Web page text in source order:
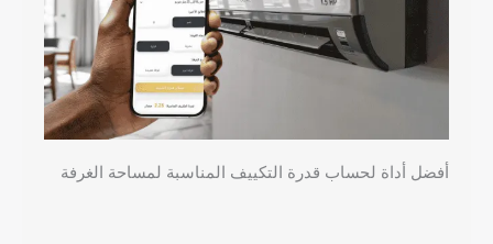
أفضل أداة لحساب قدرة التكييف المناسبة لمساحة الغرفة